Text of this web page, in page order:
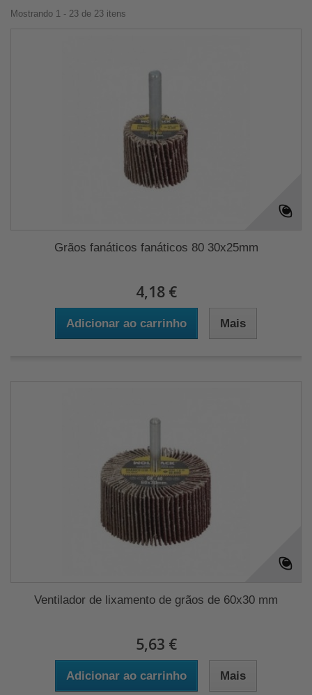
Mostrando 1 - 23 de 23 itens
Grãos fanáticos fanáticos 80 30x25mm
4,18 €
Adicionar ao carrinho Mais
Ventilador de lixamento de grãos de 60x30 mm
5,63 €
Adicionar ao carrinho Mais